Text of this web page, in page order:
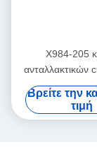
X984-205
ανταλλακτικών
Panasonic AI
RHU2
Βρείτε την
τιμή